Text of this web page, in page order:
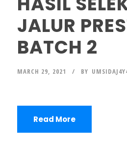
JALUR
BATCH 2
MARCH 29, 2021 BY
Read More